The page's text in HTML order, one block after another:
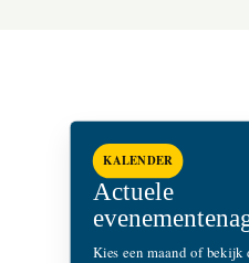
KALENDER
Actuele
Kies een maand of bekijk